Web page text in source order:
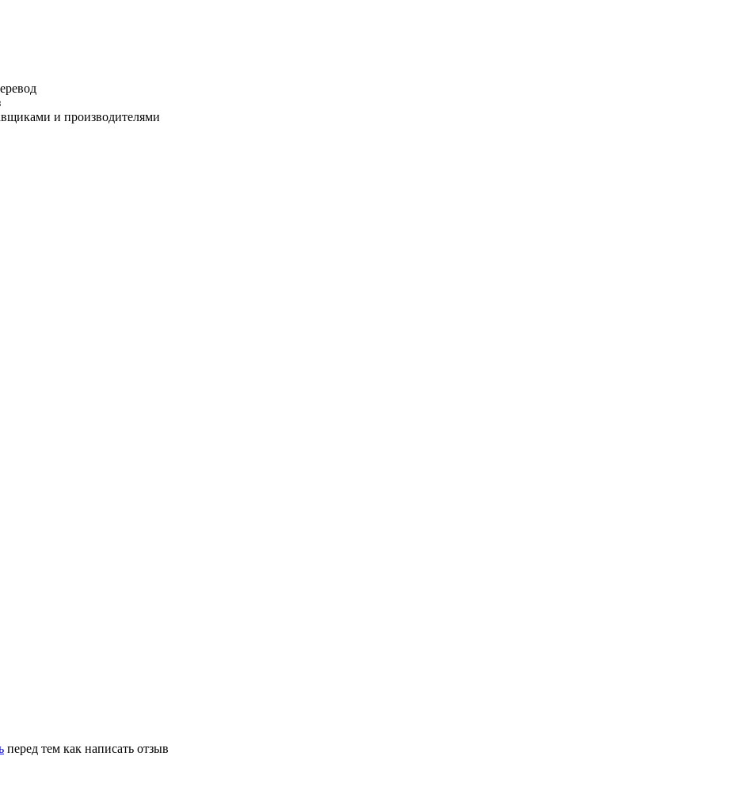
и производителями
перед тем как написать отзыв